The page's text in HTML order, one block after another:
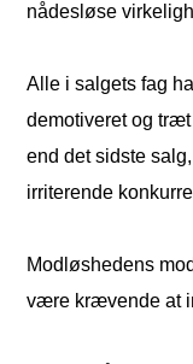
nådesløse
Alle i salgets fag
demotiveret og
end det sidste
irriterende
Modløshedens
være krævende at